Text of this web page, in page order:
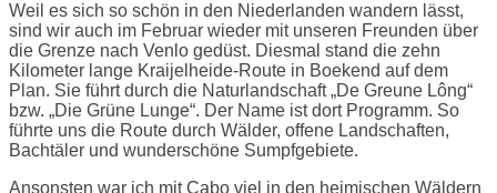
Weil es sich so schön in den Niederlanden wandern lässt,
sind wir auch im Februar wieder mit unseren Freunden über
die Grenze nach Venlo gedüst. Diesmal stand die zehn
Kilometer lange Kraijelheide-Route in Boekend auf dem
Plan. Sie führt durch die Naturlandschaft „De Greune Lông“
bzw. „Die Grüne Lunge“. Der Name ist dort Programm. So
führte uns die Route durch Wälder, offene Landschaften,
Bachtäler und wunderschöne Sumpfgebiete.
Ansonsten war ich mit Cabo viel in den heimischen Wäldern